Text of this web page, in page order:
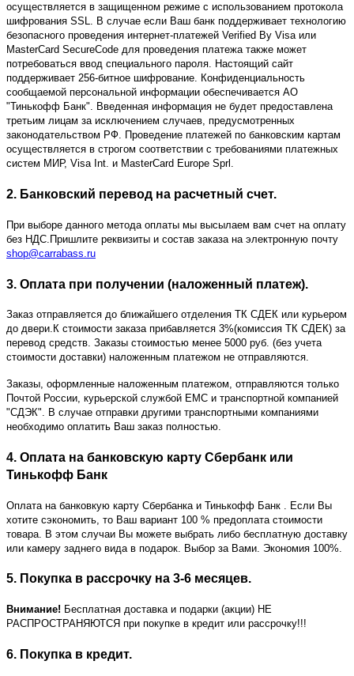
осуществляется в защищенном режиме с использованием протокола
шифрования SSL. В случае если Ваш банк поддерживает технологию
безопасного проведения интернет-платежей Verified By Visa или
MasterCard SecureCode для проведения платежа также может
потребоваться ввод специального пароля. Настоящий сайт
поддерживает 256-битное шифрование. Конфиденциальность
сообщаемой персональной информации обеспечивается АО
"Тинькофф Банк". Введенная информация не будет предоставлена
третьим лицам за исключением случаев, предусмотренных
законодательством РФ. Проведение платежей по банковским картам
осуществляется в строгом соответствии с требованиями платежных
систем МИР, Visa Int. и MasterCard Europe Sprl.
2. Банковский перевод на расчетный счет.
При выборе данного метода оплаты мы высылаем вам счет на оплату
без НДС.Пришлите реквизиты и состав заказа на электронную почту
shop@carrabass.ru
3. Оплата при получении (наложенный платеж).
Заказ отправляется до ближайшего отделения ТК СДЕК или курьером
до двери.К стоимости заказа прибавляется 3%(комиссия ТК СДЕК) за
перевод средств. Заказы стоимостью менее 5000 руб. (без учета
стоимости доставки) наложенным платежом не отправляются.
Заказы, оформленные наложенным платежом, отправляются только
Почтой России, курьерской службой ЕМС и транспортной компанией
"СДЭК". В случае отправки другими транспортными компаниями
необходимо оплатить Ваш заказ полностью.
4. Оплата на банковскую карту Сбербанк или
Тинькофф Банк
Оплата на банковкую карту Сбербанка и Тинькофф Банк
. Если Вы
хотите сэкономить, то Ваш вариант 100 % предоплата стоимости
товара. В этом случаи Вы можете выбрать либо бесплатную доставку
или камеру заднего вида в подарок. Выбор за Вами. Экономия 100%.
5. Покупка в рассрочку на 3-6 месяцев.
Внимание! Бесплатная доставка и подарки (акции) НЕ
РАСПРОСТРАНЯЮТСЯ при покупке в кредит или рассрочку!!!
6. Покупка в кредит.